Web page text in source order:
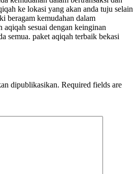
ke lokasi yang akan anda tuju selain
beragam kemudahan dalam
aqiqah sesuai dengan keinginan
semua. paket aqiqah terbaik bekasi
dipublikasikan. Required fields are